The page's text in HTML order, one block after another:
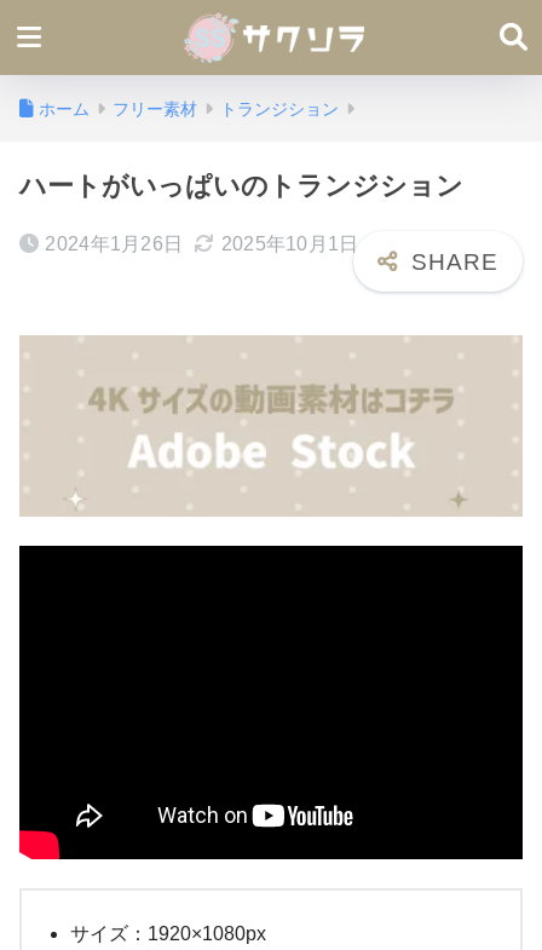
ホーム フリー素材 トランジション
ハートがいっぱいのトランジション
2024年1月26日 2025年10月1日
サイズ：1920×1080px